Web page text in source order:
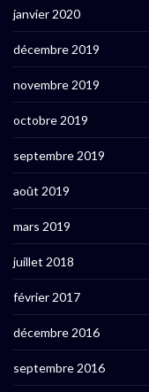
janvier 2020
décembre 2019
novembre 2019
octobre 2019
septembre 2019
août 2019
mars 2019
juillet 2018
février 2017
décembre 2016
septembre 2016